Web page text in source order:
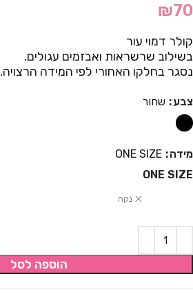
₪70
קולר דמוי עור
בשילוב שרשראות ואבזמים עגולים.
נסגר בחלקו האחורי לפי המידה הרצויה.
צבע שחור
מידה
ONE SIZE
ONE SIZE
נקה
הוספה לסל